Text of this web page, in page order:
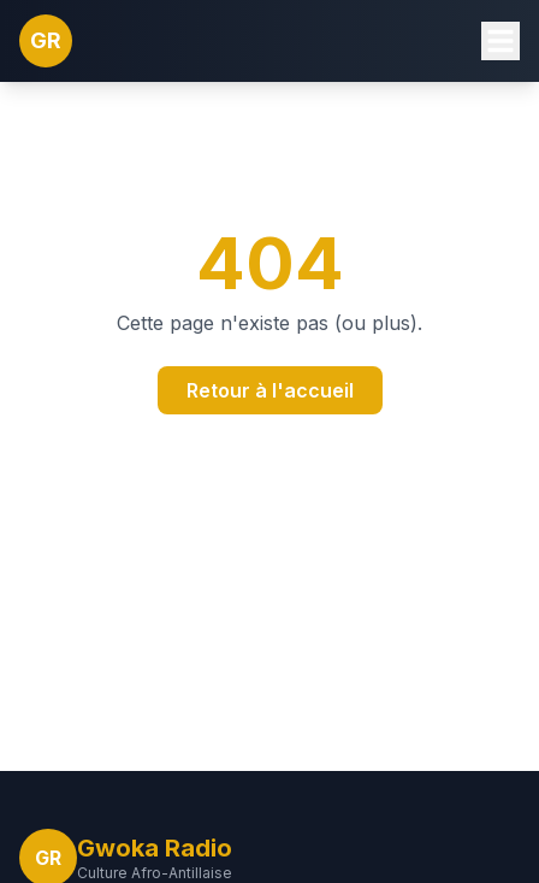
GR
404
Cette page n'existe pas (ou plus).
Retour à l'accueil
GR Gwoka Radio
Culture Afro-Antillaise